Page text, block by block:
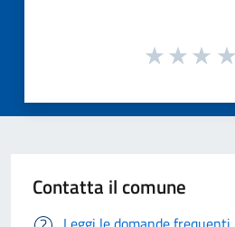
Contatta il comune